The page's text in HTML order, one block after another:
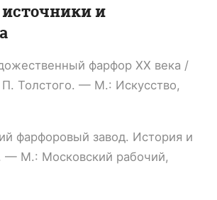
и
фарфор XX века /
Толстого. — М.: Искусство,
фарфоровый завод. История и
— М.: Московский рабочий,